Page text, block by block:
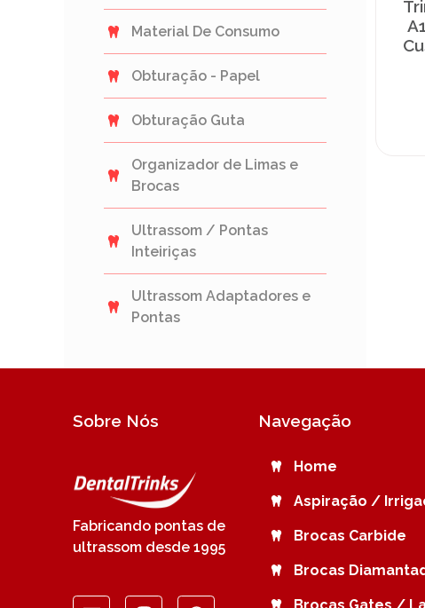
Material De Consumo
Obturação - Papel
Obturação Guta
Organizador de Limas e
Brocas
Ultrassom / Pontas
Inteiriças
Ultrassom Adaptadores e
Pontas
Sobre Nós
Fabricando pontas de
ultrassom desde 1995
Navegação
Home
Aspiração /
Brocas Carbide
Brocas